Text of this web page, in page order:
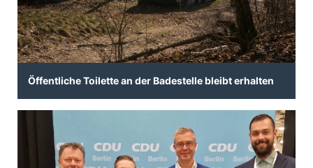
Öffentliche Toilette an der Badestelle bleibt erhalten